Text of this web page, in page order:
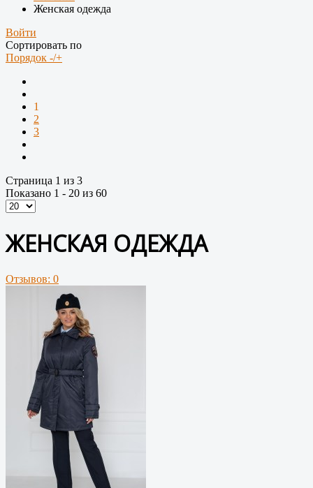
Женская одежда
Войти
Сортировать по
Порядок -/+
1
2
3
Страница 1 из 3
Показано 1 - 20 из 60
ЖЕНСКАЯ ОДЕЖДА
Отзывов: 0